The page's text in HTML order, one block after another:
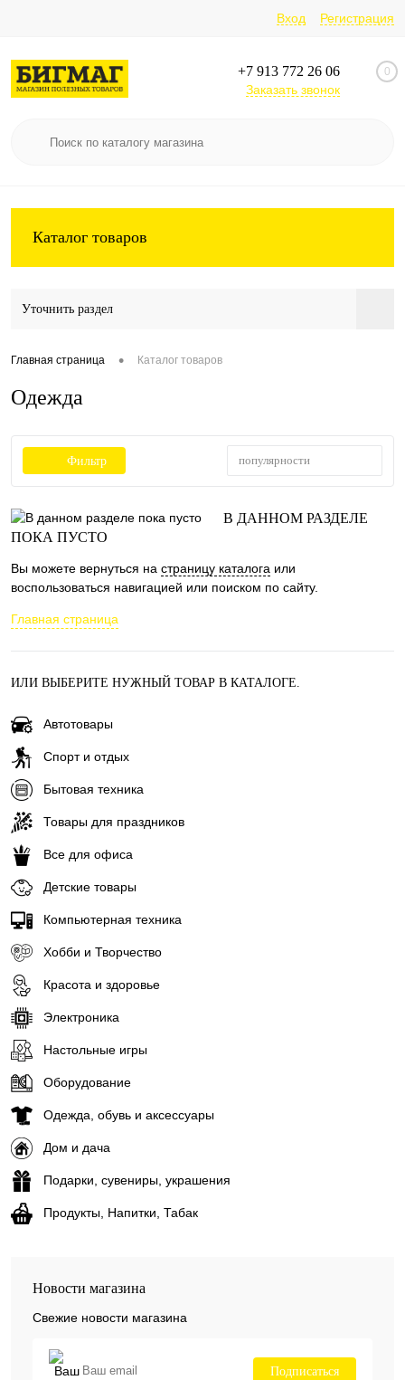
Вход Регистрация
+7 913 772 26 06
Заказать звонок
0
Каталог товаров
Уточнить раздел
Главная страница • Каталог товаров
Одежда
Фильтр популярности
В ДАННОМ РАЗДЕЛЕ
ПОКА ПУСТО
Вы можете вернуться на страницу каталога или
воспользоваться навигацией или поиском по сайту.
Главная страница
ИЛИ ВЫБЕРИТЕ НУЖНЫЙ ТОВАР В КАТАЛОГЕ.
Автотовары
Спорт и отдых
Бытовая техника
Товары для праздников
Все для офиса
Детские товары
Компьютерная техника
Хобби и Творчество
Красота и здоровье
Электроника
Настольные игры
Оборудование
Одежда, обувь и аксессуары
Дом и дача
Подарки, сувениры, украшения
Продукты, Напитки, Табак
Новости магазина
Свежие новости магазина
Подписаться